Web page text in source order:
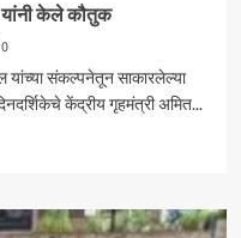
यांनी केले कौतुक
0
यांच्या संकल्पनेतून साकारलेल्या
केंद्रीय गृहमंत्री अमित...